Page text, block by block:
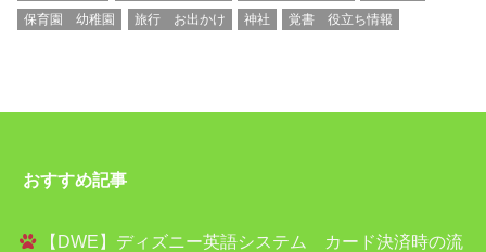
保育園 幼稚園
旅行 お出かけ 神社 覚書 役立ち情報
おすすめ記事
【DWE】ディズニー英語システム カード決済時の流